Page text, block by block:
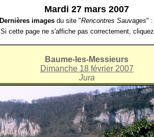
Mardi 27 mars 2007
Dernières images du site "Rencontres Sauvages" :
Si cette page ne s'affiche pas correctement, cliquez
Baume-les-Messieurs
Dimanche 18 février 2007
Jura